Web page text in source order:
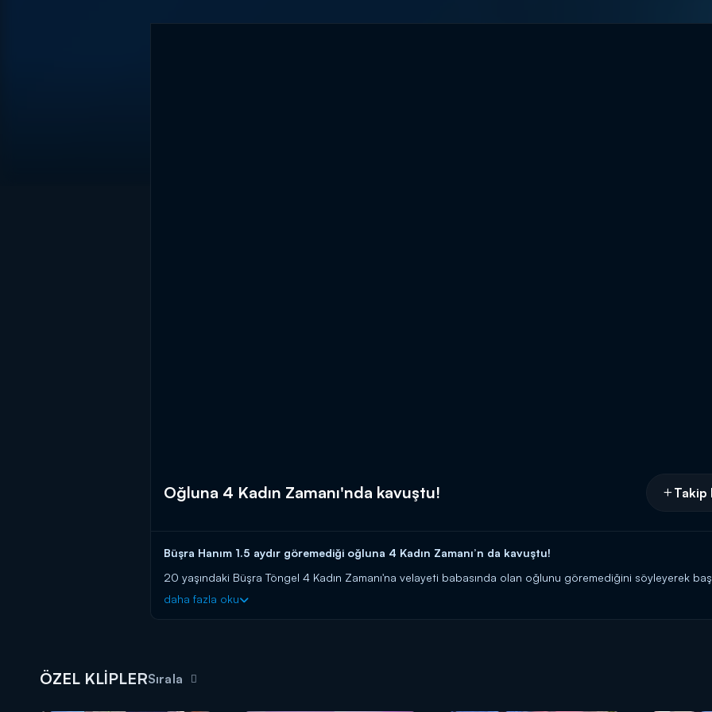
Oğluna 4 Kadın Zamanı'nda kavuştu! Takip
Büşra Hanım 1.5 aydır göremediği oğluna 4 Kadın Zamanı’n da kavuştu!
20 yaşındaki Büşra Töngel 4 Kadın Zamanı'na velayeti babasında olan oğlunu göremediğini söyleyerek
içinde anlatan Büşra Hanım'ın tek isteği kokusuna hasret kaldığı oğluna kavuşmaktı. Bir buçuk aydır
daha fazla oku
ÖZEL KLİPLERSırala